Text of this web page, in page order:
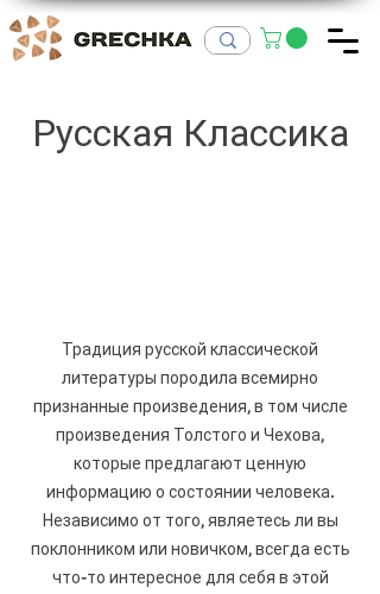
Русская Классика
Традиция русской классической
литературы породила всемирно
признанные произведения, в том числе
произведения Толстого и Чехова,
которые предлагают ценную
информацию о состоянии человека.
Независимо от того, являетесь ли вы
поклонником или новичком, всегда есть
что-то интересное для себя в этой